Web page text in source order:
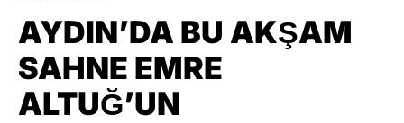
AYDIN’DA BU AKŞAM
SAHNE EMRE
ALTUĞ’UN